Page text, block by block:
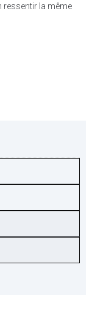
ressentir la même